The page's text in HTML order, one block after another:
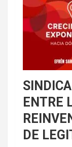
ENTRE
DE